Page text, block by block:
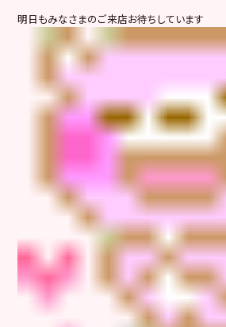
明日もみなさまのご来店お待ちしています